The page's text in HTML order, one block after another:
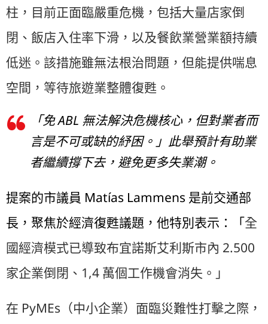
柱，目前正面臨嚴重危機，包括大量店家倒
閉、飯店入住率下滑，以及餐飲業營業額持續
低迷。該措施雖無法根治問題，但能提供喘息
空間，等待旅遊業整體復甦。
「免 ABL 無法解決危機核心，但對業者而
言是不可或缺的紓困。」此舉預計有助業
者繼續撐下去，避免更多失業潮。
提案的市議員 Matías Lammens 是前交通部
長，聚焦於經濟復甦議題，他特別表示：「全
國經濟模式已導致布宜諾斯艾利斯市內 2.500
家企業倒閉、1,4 萬個工作機會消失。」
在 PyMEs（中小企業）面臨災難性打擊之際，